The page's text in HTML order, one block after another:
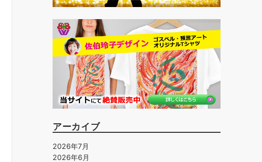
アーカイブ
2026年7月
2026年6月